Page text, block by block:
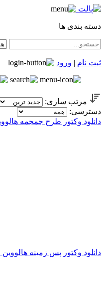
دسته بندی ها
ثبت نام | ورود
مرتب سازی:
دسترسی:
دانلود وکتور طرح جمجمه
دانلود وکتور پس زمینه